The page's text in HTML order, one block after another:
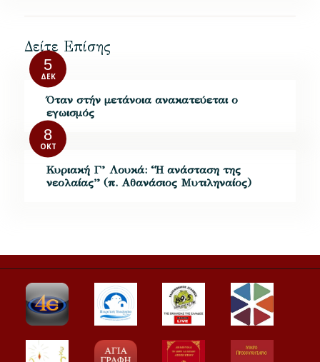
Δείτε Επίσης
5
ΔΕΚ
Όταν στήν μετάνοια ανακατεύεται ο
εγωισμός
8
ΟΚΤ
Κυριακή Γ’ Λουκά: “Η ανάσταση της
νεολαίας” (π. Αθανάσιος Μυτιληναίος)